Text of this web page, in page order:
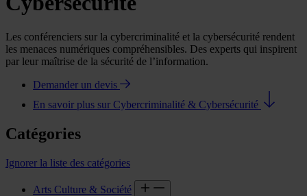
Les conférenciers sur la cybercriminalité et la cybersécurité rendent
les menaces numériques compréhensibles. Des experts qui inspirent
par leur maîtrise de la sécurité de l’information.
Demander un devis
En savoir plus sur Cybercriminalité & Cybersécurité
Catégories
Ignorer la liste des catégories
Arts Culture & Société